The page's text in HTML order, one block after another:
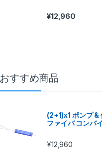
¥12,960
おすすめ商品
(2+1)x1 ポンプ &
ファイバ コンバ
¥12,960